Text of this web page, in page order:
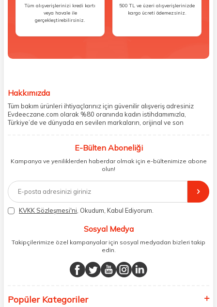
Tüm alışverişlerinizi kredi kartı
veya havale ile
gerçekleştirebilirsiniz.
500 TL ve üzeri alışverişlerinizde
kargo ücreti ödemezsiniz.
Hakkımızda
Tüm bakım ürünleri ihtiyaçlarınız için güvenilir alışveriş adresiniz
Evdeeczane.com olarak %80 oranında kadın istihdamımızla,
Türkiye’de ve dünyada en sevilen markaların, orijinal ve son
paketliyoruz. Herhangi bir durumdan dolayı olumsuz olarak geri
müşteri temsilcilerimiz aracılığı ile gerekli tüm desteği sağlıyoruz.
2017 yılından bugüne, yüzlerce marka ve binlerce ürün seçeneğini
doğrudan markalardan ya da markaların yetkili Türkiye
distribütörlerinden faturalı olarak tedarik ediyor ve müşterilerimize
aynı şekilde faturalı ve orijinal ambalajlarda gönderim sağlıyoruz.
Paketleme sürecinde geri dönüştürülebilir malzemeler kullanarak
atık oranımızı en aza indiriyor ve daha yaşanabilir bir dünya
E-Bülten Aboneliği
Kampanya ve yeniliklerden haberdar olmak için e-bültenimize abone
olun!
KVKK Sözleşmesi'ni , Okudum, Kabul Ediyorum.
Sosyal Medya
Takipçilerimize özel kampanyalar için sosyal medyadan bizleri takip
edin.
Popüler Kategoriler